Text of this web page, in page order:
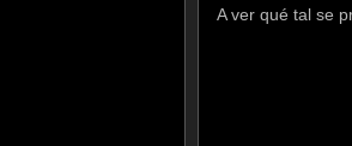
A ver qué tal se